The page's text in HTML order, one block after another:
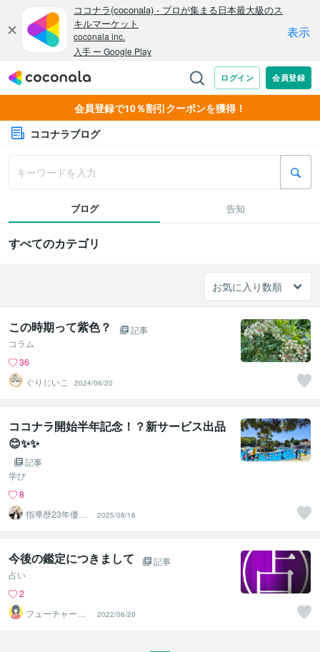
会員登録で10％割引クーポンを獲得！
ココナラブログ
ブログ 告知
すべてのカテゴリ
この時期って紫色？
記事
コラム
36
ぐりじいこ
2024/06/20
ココナラ開始半年記念！？新サービス出品
😊✨✨
記事
学び
8
指導歴23年優華
ゆか先生 グレ
ード対応可
2025/08/16
今後の鑑定につきまして
記事
占い
2
フューチャーブ
ライト
2022/06/20